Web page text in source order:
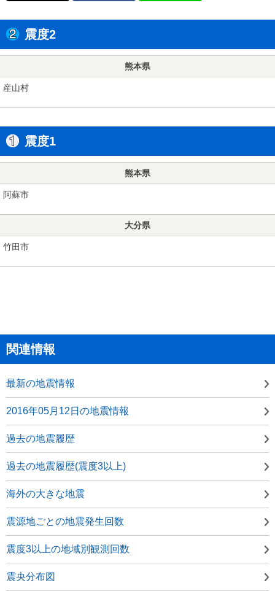
震度2
熊本県
産山村
震度1
熊本県
阿蘇市
大分県
竹田市
関連情報
最新の地震情報
2016年05月12日の地震情報
過去の地震履歴
過去の地震履歴(震度3以上)
海外の大きな地震
震源地ごとの地震発生回数
震度3以上の地域別観測回数
震央分布図